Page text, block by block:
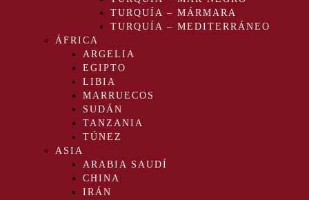
TURQUÍA – MÁRMARA
TURQUÍA – MEDITERRÁNEO
ÁFRICA
ARGELIA
EGIPTO
LIBIA
MARRUECOS
SUDÁN
TANZANIA
TÚNEZ
ASIA
ARABIA SAUDÍ
CHINA
IRÁN